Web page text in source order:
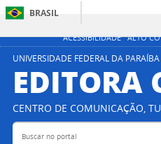
ACESSIBILIDADE ALTO
BRASIL
UNIVERSIDADE FEDERAL DA
EDITORA
CENTRO DE COMUNICAÇÃO,
Buscar no portal